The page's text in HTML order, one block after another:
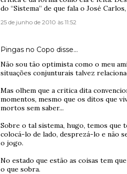
do “Sistema” de que fala o José
25 de junho de 2010 às 11:52
Pingas no Copo disse…
Não sou tão optimista como o meu
situações conjunturais talvez
Mas olhem que a critica dita
momentos, mesmo que os ditos que
mortos sem saber...
Sobre o tal sistema, hugo, temos que
colocá-lo de lado, desprezá-lo e não
o jogo.
No estado que estão as coisas tem
o que sobra.